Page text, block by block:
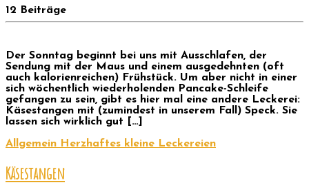
12 Beiträge
Der Sonntag beginnt bei uns mit Ausschlafen, der
Sendung mit der Maus und einem ausgedehnten (oft
auch kalorienreichen) Frühstück. Um aber nicht in einer
sich wöchentlich wiederholenden Pancake-Schleife
gefangen zu sein, gibt es hier mal eine andere Leckerei:
Käsestangen mit (zumindest in unserem Fall) Speck. Sie
lassen sich wirklich gut […]
Allgemein Herzhaftes kleine Leckereien
Käsestangen